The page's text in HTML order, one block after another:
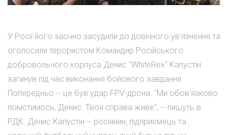
У Росії його заочно засудили до довічного ув'язнення та
оголосили терористом Командир Російського
добровольчого корпуса Денис "WhiteRex" Капустін
загинув під час виконання бойового завдання.
Попередньо -- це був удар FPV-дрона. "Ми обов'язково
помстимось, Денис. Твоя справа живе", -- пишуть в
РДК. Денис Капустін -- росіянин, підприємець та